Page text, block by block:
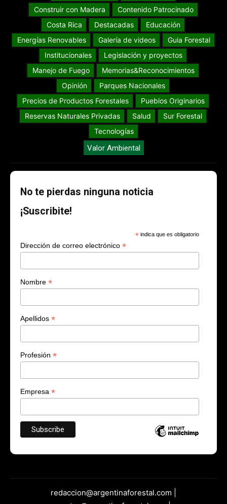
Construir con Madera
Contenido Patrocinado
Costa Rica
Destacadas
Educación
Energías Renovables
Galería de videos
Guia Forestal
Institucionales
Legislación y proyectos
Manejo de Fuego
Memorias&Reconocimientos
Opinión
Parques Nacionales
Precios de Productos Forestales
Pueblos Originarios
Reservas Naturales Privadas
Salud
Sur Forestal
Tecnologías
Valor Ambiental
No te pierdas ninguna noticia
¡Suscribite!
* indica que es obligatorio
Dirección de correo electrónico *
Nombre *
Apellidos *
Profesión *
Empresa *
redaccion@argentinaforestal.com |